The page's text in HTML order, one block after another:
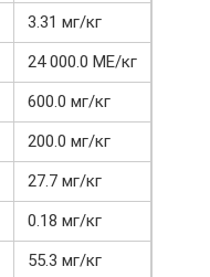
3.31 мг/кг
24 000.0 МЕ/кг
600.0 мг/кг
200.0 мг/кг
27.7 мг/кг
0.18 мг/кг
55.3 мг/кг